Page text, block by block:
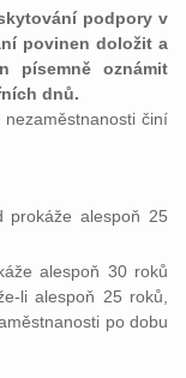
podpory v
povinen doložit a
písemně oznámit
dnů.
činí
alespoň 25
alespoň 30 roků
li alespoň 25 roků,
po dobu